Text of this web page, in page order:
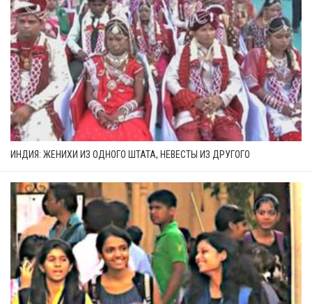
ИНДИЯ: ЖЕНИХИ ИЗ ОДНОГО ШТАТА, НЕВЕСТЫ ИЗ ДРУГОГО